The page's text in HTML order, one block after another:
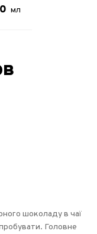
мл
шоколаду в чаї
Головне